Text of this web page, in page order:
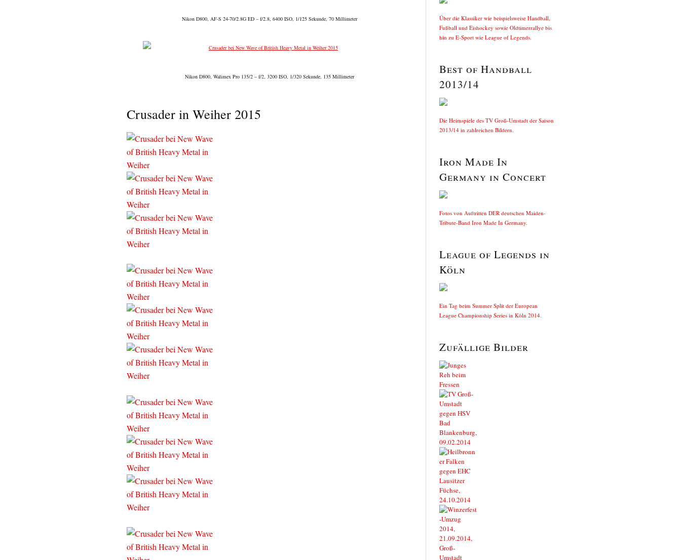
Nikon D800, AF-S 24-70/2.8G ED – f/2.8, 6400 ISO, 1/125 Sekunde, 70 Millimeter
Nikon D800, Walimex Pro 135/2 – f/2, 3200 ISO, 1/320 Sekunde, 135 Millimeter
Crusader in Weiher 2015
Über die Klassiker wie beispielsweise Handball,
Fußball und Eishockey sowie Oldtimerrallye bis
hin zu E-Sport wie League of Legends.
Best of Handball
2013/14
Die Heimspiele des TV Groß-Umstadt der Saison
2013/14 in zahlreichen Bildern.
Iron Made In
Germany in Concert
Fotos von Auftritten DER deutschen Maiden-
Tribute-Band Iron Made In Germany.
League of Legends in
Köln
Ein Tag beim Summer Split der European
League Championship Series in Köln 2014.
Zufällige Bilder